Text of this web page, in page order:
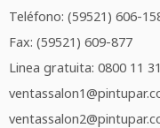
Teléfono: (59521) 606-
Fax: (59521) 609-877
Linea gratuita: 0800 11